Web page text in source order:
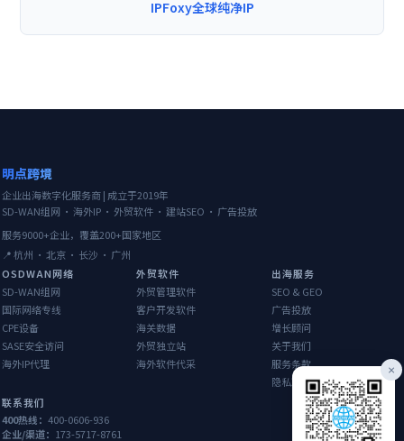
IPFoxy全球纯净IP
×
明点跨境
企业出海数字化服务商 | 成立于2019年
SD-WAN组网 · 海外IP · 外贸软件 · 建站SEO · 广告投放
服务9000+企业，覆盖200+国家地区
📍 杭州 · 北京 · 长沙 · 广州
OSDWAN网络
SD-WAN组网
国际网络专线
CPE设备
SASE安全访问
海外IP代理
外贸软件
外贸管理软件
客户开发软件
海关数据
外贸独立站
海外软件代采
出海服务
SEO & GEO
广告投放
增长顾问
关于我们
服务条款
隐私政策
联系我们
400热线： 400-0606-936
企业/渠道： 173-5717-8761